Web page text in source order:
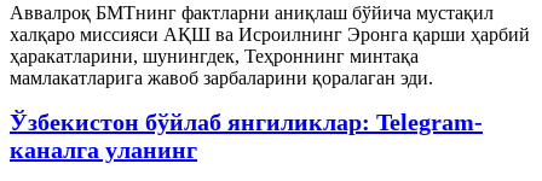
Аввалроқ БМТнинг фактларни аниқлаш бўйича мустақил
халқаро миссияси АҚШ ва Исроилнинг Эронга қарши ҳарбий
ҳаракатларини, шунингдек, Теҳроннинг минтақа
мамлакатларига жавоб зарбаларини қоралаган эди.
Ўзбекистон бўйлаб янгиликлар: Telegram-
каналга уланинг